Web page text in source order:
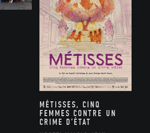
MÉTISSES, CINQ
FEMMES CONTRE UN
CRIME D’ÉTAT